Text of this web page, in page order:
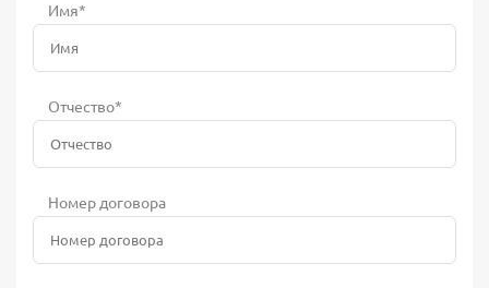
Имя*
Отчество*
Номер договора